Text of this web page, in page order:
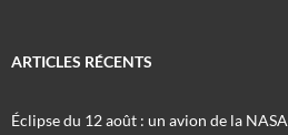
ARTICLES RÉCENTS
Éclipse du 12 août : un avion de la